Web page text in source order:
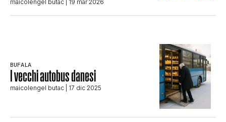
SALUTE E MEDICINA
maicolengel butac | 19 mar 2026
BUFALA
I vecchi autobus danesi
maicolengel butac | 17 dic 2025